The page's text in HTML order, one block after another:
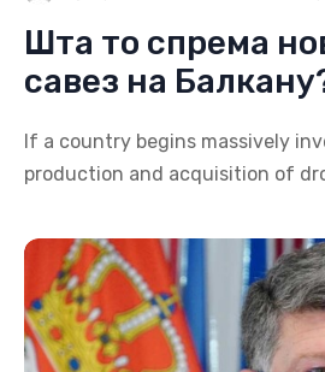
Шта то спрема
савез на
If a country begins massively
production and acquisition of